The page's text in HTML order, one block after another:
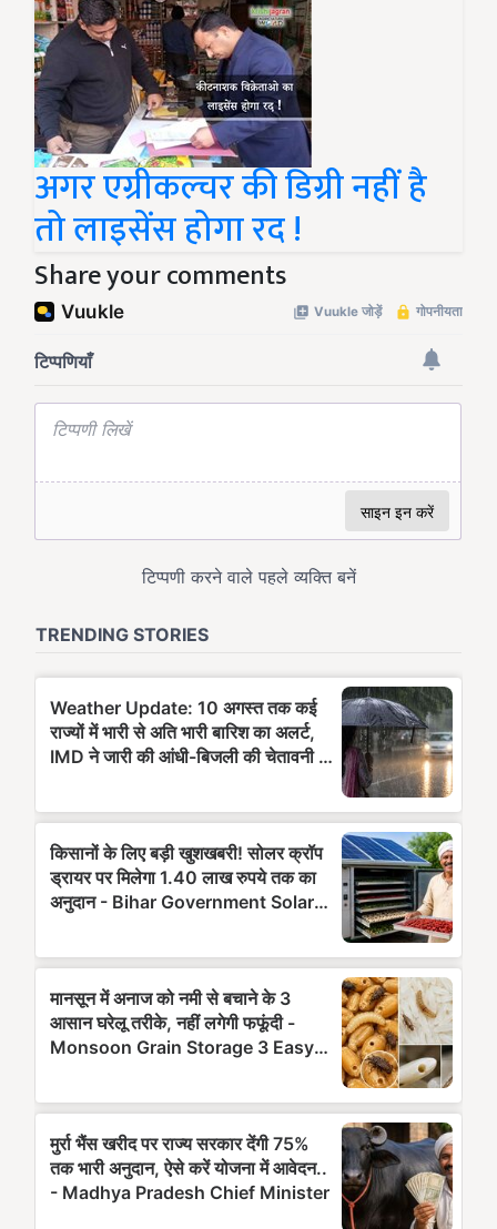
अगर एग्रीकल्चर की डिग्री नहीं है
तो लाइसेंस होगा रद !
Share your comments